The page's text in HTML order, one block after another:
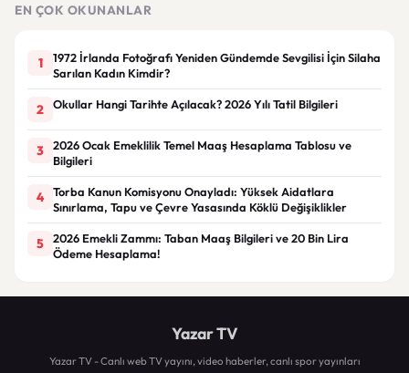
EN ÇOK OKUNANLAR
1
1972 İrlanda Fotoğrafı Yeniden Gündemde Sevgilisi İçin Silaha
Sarılan Kadın Kimdir?
2 Okullar Hangi Tarihte Açılacak? 2026 Yılı Tatil Bilgileri
3
2026 Ocak Emeklilik Temel Maaş Hesaplama Tablosu ve
Bilgileri
4
Torba Kanun Komisyonu Onayladı: Yüksek Aidatlara
Sınırlama, Tapu ve Çevre Yasasında Köklü Değişiklikler
5
2026 Emekli Zammı: Taban Maaş Bilgileri ve 20 Bin Lira
Ödeme Hesaplama!
Yazar TV
Yazar TV - Canlı web TV yayını, video haberler, canlı spor yayınları